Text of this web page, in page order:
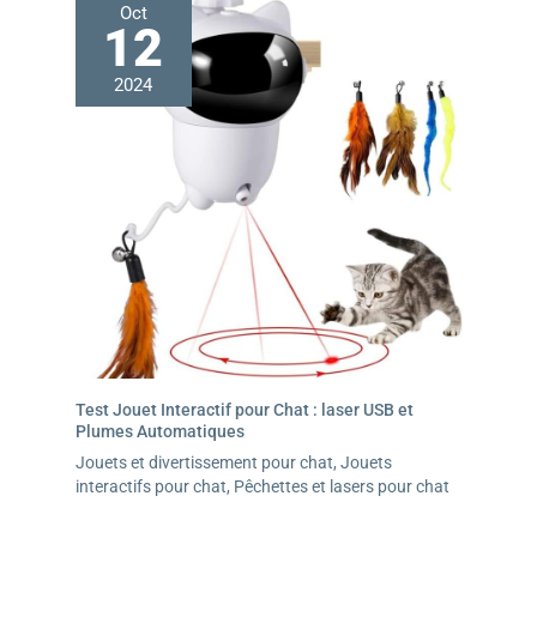
Oct
12
2024
Test Jouet Interactif pour Chat : laser USB et
Plumes Automatiques
Jouets et divertissement pour chat, Jouets
interactifs pour chat, Pêchettes et lasers pour chat